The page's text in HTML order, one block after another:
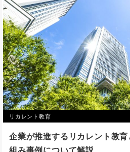
リカレント教育
企業が推進するリカレント教
組み事例について解説